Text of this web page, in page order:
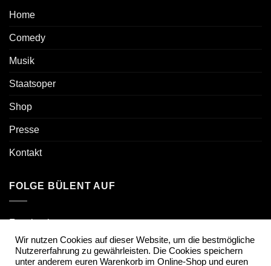
Home
Comedy
Musik
Staatsoper
Shop
Presse
Kontakt
FOLGE BÜLENT AUF
Facebook
Instagram
Wir nutzen Cookies auf dieser Website, um die bestmögliche
Nutzererfahrung zu gewährleisten. Die Cookies speichern
unter anderem euren Warenkorb im Online-Shop und euren